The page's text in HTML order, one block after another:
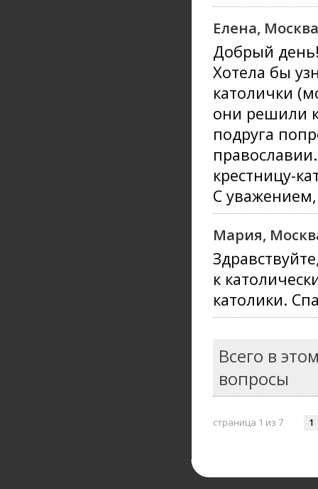
Елена, Москва
Добрый
Хотела бы
католички
они решили
подруга
крестницу-
С
Мария,
к
католики.
Всего в
вопросы
страница 1 из 7 1